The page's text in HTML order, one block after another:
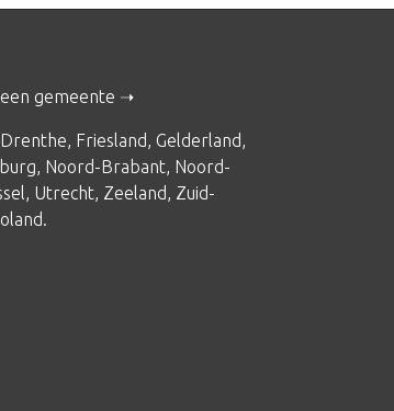
gemeente
Drenthe, Friesland, Gelderland,
, Noord-Brabant, Noord-
, Utrecht, Zeeland, Zuid-
.